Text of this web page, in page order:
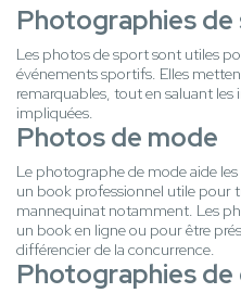
Photographies
Les photos de sport sont utiles
événements sportifs. Elles
remarquables, tout en saluant les
impliquées.
Photos de mode
Le photographe de mode aide
un book professionnel utile pour
mannequinat notamment. Les
un book en ligne ou pour être
différencier de la concurrence.
Photographies de